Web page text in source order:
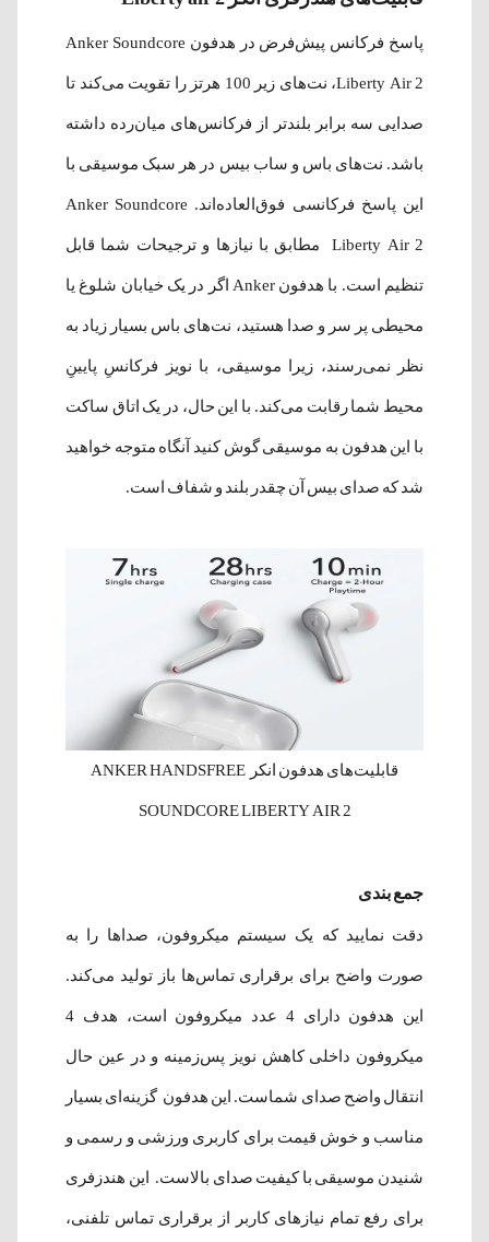
پاسخ فرکانس پیش‌فرض در هدفون Anker Soundcore
Liberty Air 2، نت‌های زیر 100 هرتز را تقویت می‌کند تا
صدایی سه برابر بلندتر از فرکانس‌های میان‌رده داشته
باشد. نت‌های باس و ساب بیس در هر سبک موسیقی با
این پاسخ فرکانسی فوق‌العاده‌اند. Anker Soundcore
Liberty Air 2 مطابق با نیازها و ترجیحات شما قابل
تنظیم است. با هدفون Anker اگر در یک خیابان شلوغ یا
محیطی پر سر و صدا هستید، نت‌های باس بسیار زیاد به
نظر نمی‌رسند، زیرا موسیقی، با نویز فرکانسِ پایینِ
محیط شما رقابت می‌کند. با این حال، در یک اتاق ساکت
با این هدفون به موسیقی گوش کنید آنگاه متوجه خواهید
شد که صدای بیس آن چقدر بلند و شفاف است.
قابلیت‌های هدفون انکر ANKER HANDSFREE
SOUNDCORE LIBERTY AIR 2
جمع بندی
دقت نمایید که یک سیستم میکروفون، صداها را به
صورت واضح برای برقراری تماس‌ها باز تولید می‌کند.
این هدفون دارای 4 عدد میکروفون است، هدف 4
میکروفون داخلی کاهش نویز پس‌زمینه و در عین حال
انتقال واضح صدای شماست. این هدفون گزینه‌ای بسیار
مناسب و خوش قیمت برای کاربری ورزشی و رسمی و
شنیدن موسیقی با کیفیت صدای بالاست. این هندزفری
برای رفع تمام نیازهای کاربر از برقراری تماس تلفنی،